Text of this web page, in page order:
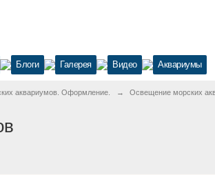
Блоги Галерея Видео Аквариумы
аквариумов. Оформление. → Освещение морских